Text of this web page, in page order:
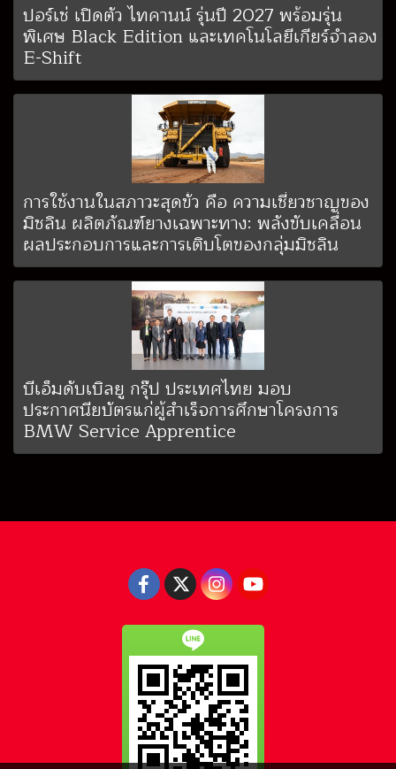
ปอร์เช่ เปิดตัว ไทคานน์ รุ่นปี 2027 พร้อมรุ่น
พิเศษ Black Edition และเทคโนโลยีเกียร์จำลอง
E-Shift
การใช้งานในสภาวะสุดขั้ว คือ ความเชี่ยวชาญของ
มิชลิน ผลิตภัณฑ์ยางเฉพาะทาง: พลังขับเคลื่อน
ผลประกอบการและการเติบโตของกลุ่มมิชลิน
บีเอ็มดับเบิลยู กรุ๊ป ประเทศไทย มอบ
ประกาศนียบัตรแก่ผู้สำเร็จการศึกษาโครงการ
BMW Service Apprentice